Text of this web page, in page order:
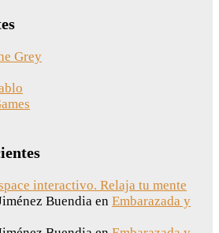
Grey
interactivo. Relaja tu mente
Buendia en Embarazada y